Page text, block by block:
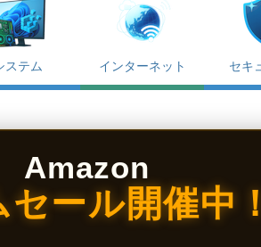
ステム インターネット セキ
Amazon
ール開催中！